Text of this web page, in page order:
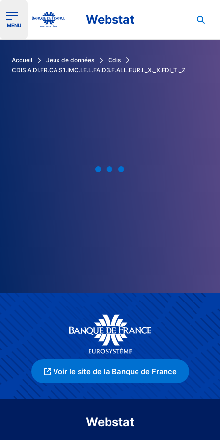
Ouvrir le menu de navigation
MENU Webstat
Accueil Jeux de données
Cdis
CDIS.A.DI.FR.CA.S1.IMC.LE.L.FA.D3.F.ALL.EUR.I._X._X.FDI_T._Z
Voir le site de la Banque de France
Webstat